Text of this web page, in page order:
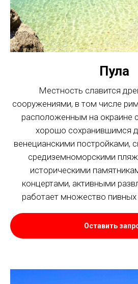
Пула
Местность славится
сооружениями, в том числе
расположенным на окраине
хорошо сохранившимся
венецианскими постройками,
средиземноморскими
историческими
концертами, активными
работает множество
Оставить